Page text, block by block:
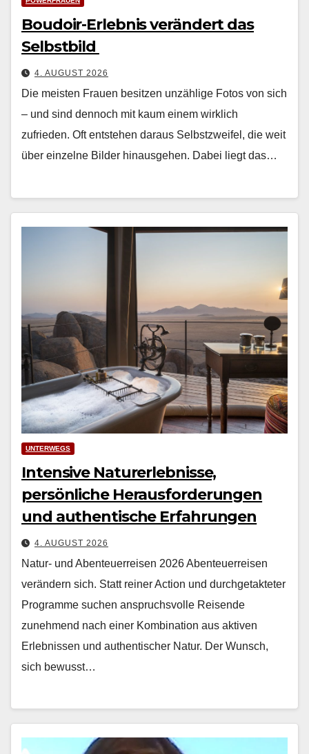
Boudoir-Erlebnis verändert das
Selbstbild
4. AUGUST 2026
Die meis­ten Frauen besitzen unzäh­lige Fotos von sich
– und sind den­noch mit kaum einem wirk­lich
zufrieden. Oft entste­hen daraus Selb­stzweifel, die weit
über einzelne Bilder hin­aus­ge­hen. Dabei liegt das…
UNTERWEGS
Intensive Naturerlebnisse,
persönliche Herausforderungen
und authentische Erfahrungen
4. AUGUST 2026
Natur- und Abenteuerreisen 2026 Aben­teuer­reisen
verän­dern sich. Statt rein­er Action und durchge­tak­teter
Pro­gramme suchen anspruchsvolle Reisende
zunehmend nach ein­er Kom­bi­na­tion aus aktiv­en
Erleb­nis­sen und authen­tis­ch­er Natur. Der Wun­sch,
sich bewusst…